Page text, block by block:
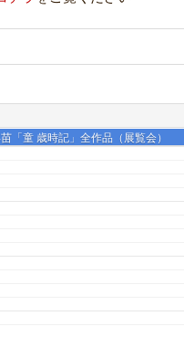
「童 歳時記」全作品（展覧会）